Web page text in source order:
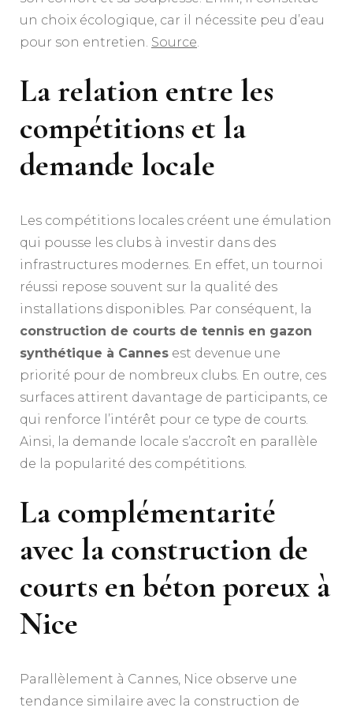
un choix écologique, car il nécessite peu d’eau
pour son entretien. Source
La relation entre les
compétitions et la
demande locale
Les compétitions locales créent une émulation
qui pousse les clubs à investir dans des
infrastructures modernes. En effet, un tournoi
réussi repose souvent sur la qualité des
installations disponibles. Par conséquent, la
construction de courts de tennis en gazon
synthétique à Cannes est devenue une
priorité pour de nombreux clubs. En outre, ces
surfaces attirent davantage de participants, ce
qui renforce l’intérêt pour ce type de courts.
Ainsi, la demande locale s’accroît en parallèle
de la popularité des compétitions.
La complémentarité
avec la construction de
courts en béton poreux à
Nice
Parallèlement à Cannes, Nice observe une
tendance similaire avec la construction de